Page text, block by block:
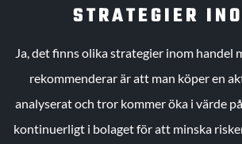
STRATEGIER
Ja, det finns olika strategier inom handel
rekommenderar är att man köper en
analyserat och tror kommer öka i värde
kontinuerligt i bolaget för att minska